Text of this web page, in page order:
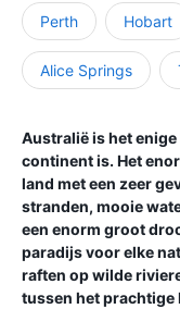
Perth Hobart
Alice Springs
Australië is het
continent is. Het
land met een zeer
stranden, mooie
een enorm groot
paradijs voor elke
raften op wilde
tussen het prachtige